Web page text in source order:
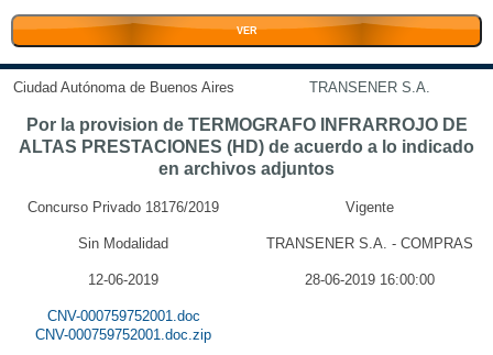
VER
Ciudad Autónoma de Buenos Aires TRANSENER S.A.
Por la provision de TERMOGRAFO INFRARROJO DE
ALTAS PRESTACIONES (HD) de acuerdo a lo indicado
en archivos adjuntos
Concurso Privado 18176/2019 Vigente
Sin Modalidad TRANSENER S.A. - COMPRAS
12-06-2019 28-06-2019 16:00:00
CNV-000759752001.doc
CNV-000759752001.doc.zip